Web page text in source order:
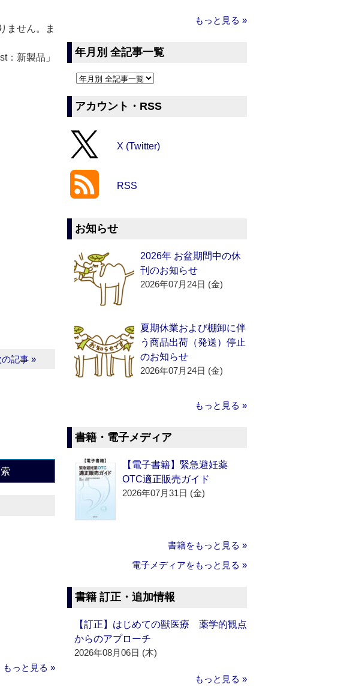
ません。ま
：新製品」
の記事 »
もっと見る »
もっと見る »
年月別 全記事一覧
アカウント・RSS
X (Twitter)
RSS
お知らせ
2026年 お盆期間中の休
刊のお知らせ
2026年07月24日 (金)
夏期休業および棚卸に伴
う商品出荷（発送）停止
のお知らせ
2026年07月24日 (金)
もっと見る »
書籍・電子メディア
【電子書籍】緊急避妊薬
OTC適正販売ガイド
2026年07月31日 (金)
書籍をもっと見る »
電子メディアをもっと見る »
書籍 訂正・追加情報
【訂正】はじめての獣医療 薬学的観点
からのアプローチ
2026年08月06日 (木)
もっと見る »